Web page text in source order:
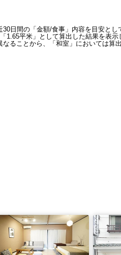
日間の「金額/食事」内容を目安とし
平米」として算出した結果を表示
ることから、「和室」においては算